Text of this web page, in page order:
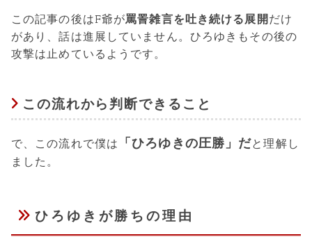
この記事の後はF爺が罵詈雑言を吐き続ける展開 だけ
があり、話は進展していません。ひろゆきもその後の
攻撃は止めているようです。
この流れから判断できること
で、この流れで僕は 「ひろゆきの圧勝」だと理解し
ました。
ひろゆきが勝ちの理由